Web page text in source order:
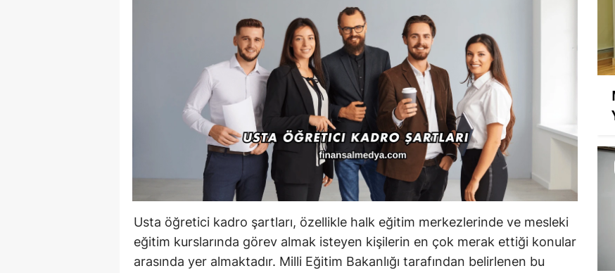
Usta öğretici kadro şartları, özellikle halk eğitim merkezlerinde ve mesleki
eğitim kurslarında görev almak isteyen kişilerin en çok merak ettiği konular
arasında yer almaktadır. Milli Eğitim Bakanlığı tarafından belirlenen bu